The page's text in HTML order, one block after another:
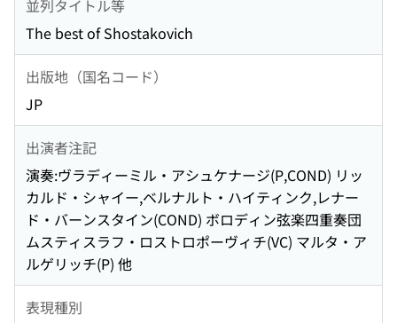
並列タイトル等
The best of Shostakovich
出版地（国名コード）
JP
出演者注記
演奏:ヴラディーミル・アシュケナージ(P,COND) リッ
カルド・シャイー,ベルナルト・ハイティンク,レナー
ド・バーンスタイン(COND) ボロディン弦楽四重奏団
ムスティスラフ・ロストロポーヴィチ(VC) マルタ・ア
ルゲリッチ(P) 他
表現種別